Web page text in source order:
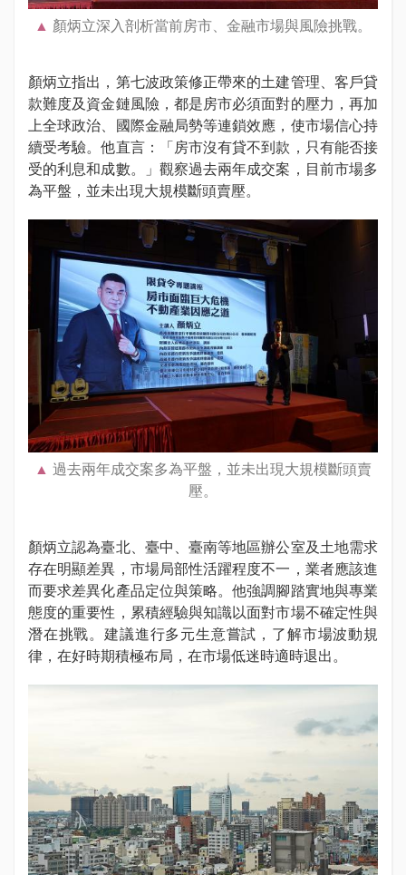
顏炳立深入剖析當前房市、金融市場與風險挑戰。
顏炳立指出，第七波政策修正帶來的土建管理、客戶貸
款難度及資金鏈風險，都是房市必須面對的壓力，再加
上全球政治、國際金融局勢等連鎖效應，使市場信心持
續受考驗。他直言：「房市沒有貸不到款，只有能否接
受的利息和成數。」觀察過去兩年成交案，目前市場多
為平盤，並未出現大規模斷頭賣壓。
過去兩年成交案多為平盤，並未出現大規模斷頭賣
壓。
顏炳立認為臺北、臺中、臺南等地區辦公室及土地需求
存在明顯差異，市場局部性活躍程度不一，業者應該進
而要求差異化產品定位與策略。他強調腳踏實地與專業
態度的重要性，累積經驗與知識以面對市場不確定性與
潛在挑戰。建議進行多元生意嘗試，了解市場波動規
律，在好時期積極布局，在市場低迷時適時退出。